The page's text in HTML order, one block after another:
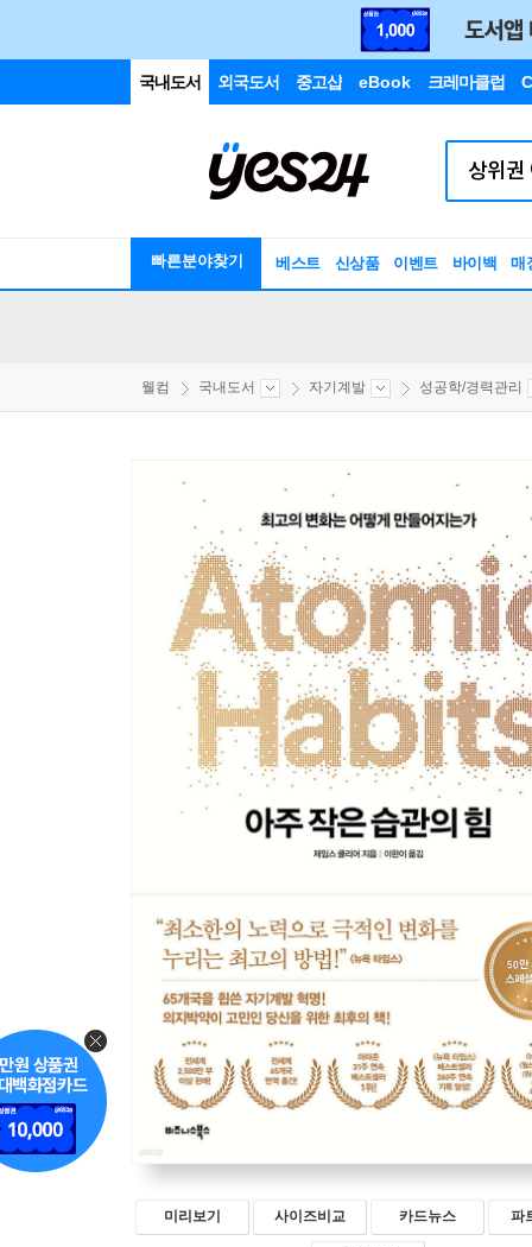
국내도서 외국도서 중고샵 eBook 크레마클럽
빠른분야찾기 베스트 신상품 이벤트 바이백 매
웰컴 국내도서 자기계발 성공학/경력관리
미리보기 사이즈비교 카드뉴스 파